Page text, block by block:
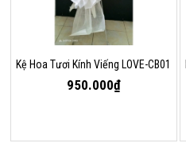
Kệ Hoa Tươi Kính Viếng LOVE-CB01
950.000₫